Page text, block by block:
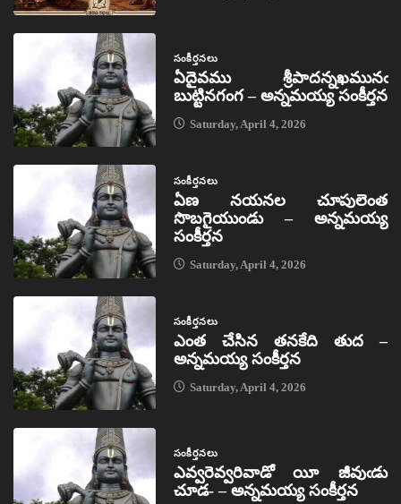
సంకీర్తనలు
ఏదైవము శ్రీపాదన్నఖమునఁ
బుట్టినగంగ – అన్నమయ్య సంకీర్తన
Saturday, April 4, 2026
సంకీర్తనలు
ఏణ నయనల చూపులెంత
సొబగైయుండు – అన్నమయ్య
సంకీర్తన
Saturday, April 4, 2026
సంకీర్తనలు
ఎంత చేసిన తనకేది తుద –
అన్నమయ్య సంకీర్తన
Saturday, April 4, 2026
సంకీర్తనలు
ఎవ్వరెవ్వరివాడో యీ జీవుఁడు
చూడ- – అన్నమయ్య సంకీర్తన